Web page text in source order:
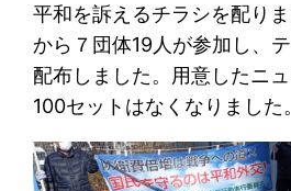
平和を訴えるチラシを配り
から７団体19人が参加し、
配布しました。用意したニ
100セットはなくなりました。